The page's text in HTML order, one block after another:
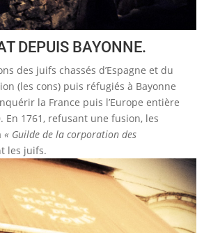
DEPUIS BAYONNE.
des juifs chassés d’Espagne et du
(les cons) puis réfugiés à Bayonne
la France puis l’Europe entière
En 1761, refusant une fusion, les
« Guilde de la corporation des
les juifs.